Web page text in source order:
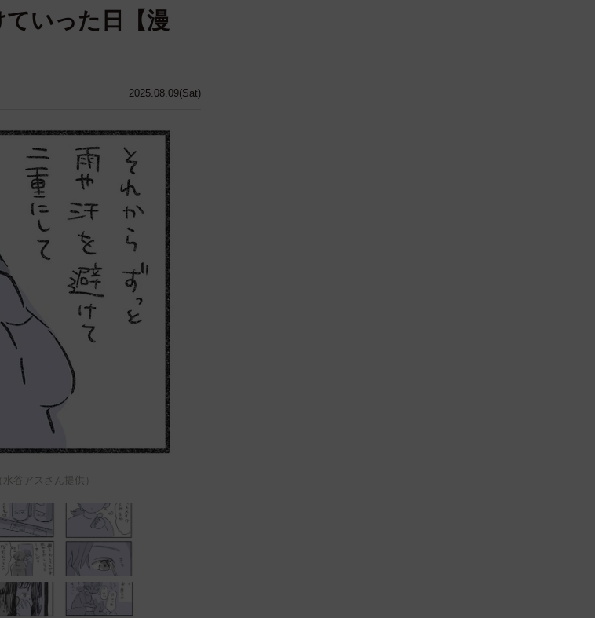
2025.08.09(Sat)
いった日【漫
谷アスさん提供）